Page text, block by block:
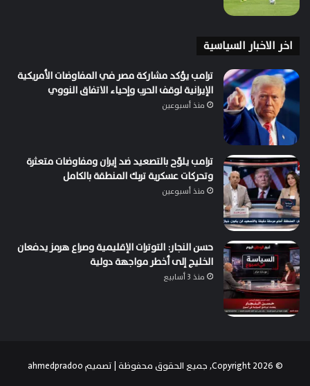
اخر الاخبار السياسية
ترامب يؤكد مشاركة مصر في المفاوضات الأمريكية
الإيرانية لوقف الحرب وإحياء الاتفاق النووي
منذ أسبوعين
ترامب يلوّح بالتصعيد ضد إيران ومفاوضات متعثرة
وتحركات عسكرية تربك المنطقة بالكامل
منذ أسبوعين
حسن النجار: التوترات الإقليمية وصراع هرمز يدفعان
الخليج إلى أخطر مواجهة دولية
منذ 3 أسابيع
© Copyright 2026, جميع الحقوق محفوظة | تصميم ahmedpradoo